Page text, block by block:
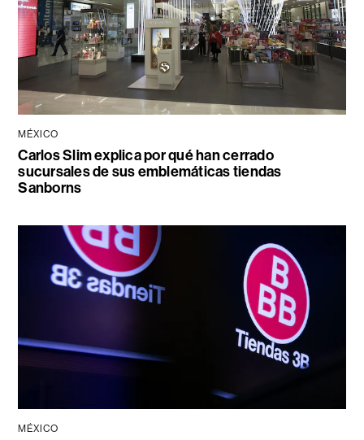
MÉXICO
Carlos Slim explica por qué han cerrado
sucursales de sus emblemáticas tiendas
Sanborns
MÉXICO